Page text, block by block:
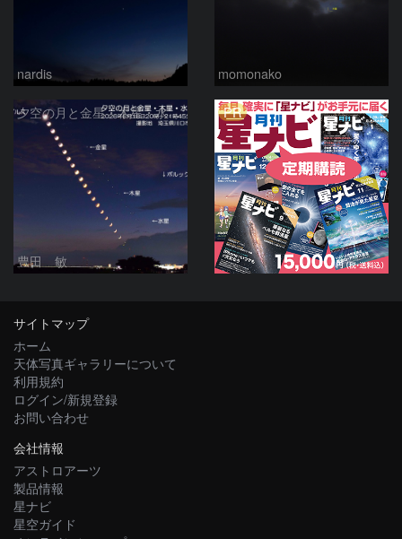
nardis momonako
夕空の月と金星・木星・水星の接近 2026/6/18
豊田 敏
PR
サイトマップ
ホーム
天体写真ギャラリーについて
利用規約
ログイン/新規登録
お問い合わせ
会社情報
アストロアーツ
製品情報
星ナビ
星空ガイド